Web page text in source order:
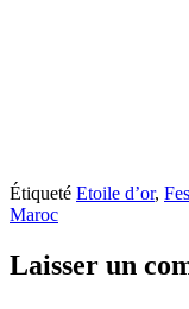
Étiqueté Etoile d’or,
Maroc
Laisser un